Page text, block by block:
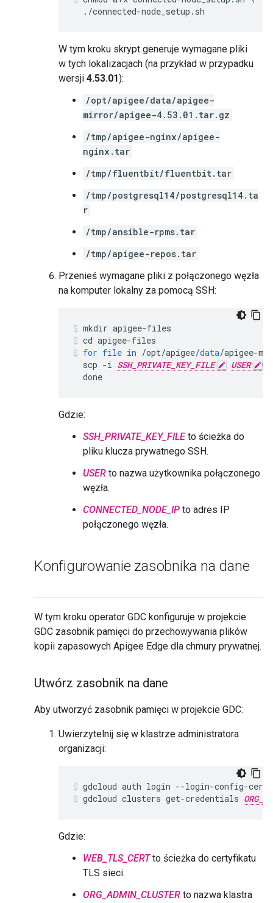
  ./connected-node_setup.sh
W tym kroku skrypt generuje wymagane pliki
w tych lokalizacjach (na przykład w przypadku
wersji 4.53.01):
/opt/apigee/data/apigee-
mirror/apigee-4.53.01.tar.gz
/tmp/apigee-nginx/apigee-
nginx.tar
/tmp/fluentbit/fluentbit.tar
/tmp/postgresql14/postgresql14.ta
r
/tmp/ansible-rpms.tar
/tmp/apigee-repos.tar
Przenieś wymagane pliki z połączonego węzła
na komputer lokalny za pomocą SSH:
mkdir apigee-files
cd apigee-files
for file in /opt/apigee/data/apigee-
scp -i SSH_PRIVATE_KEY_FILE USER @
done
Gdzie:
SSH_PRIVATE_KEY_FILEto ścieżka do
pliku klucza prywatnego SSH.
USER to nazwa użytkownika połączonego
węzła.
CONNECTED_NODE_IP to adres IP
połączonego węzła.
Konfigurowanie zasobnika na dane
W tym kroku operator GDC konfiguruje w projekcie
GDC zasobnik pamięci do przechowywania plików
kopii zapasowych Apigee Edge dla chmury prywatnej.
Utwórz zasobnik na dane
Aby utworzyć zasobnik pamięci w projekcie GDC:
Uwierzytelnij się w klastrze administratora
organizacji:
gdcloud auth login --login-config-cert
gdcloud clusters get-credentials
Gdzie:
WEB_TLS_CERTto ścieżka do certyfikatu
TLS sieci.
ORG_ADMIN_CLUSTER to nazwa klastra